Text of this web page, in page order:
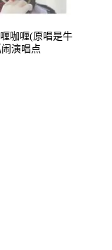
咖喱(原唱是牛
演唱点